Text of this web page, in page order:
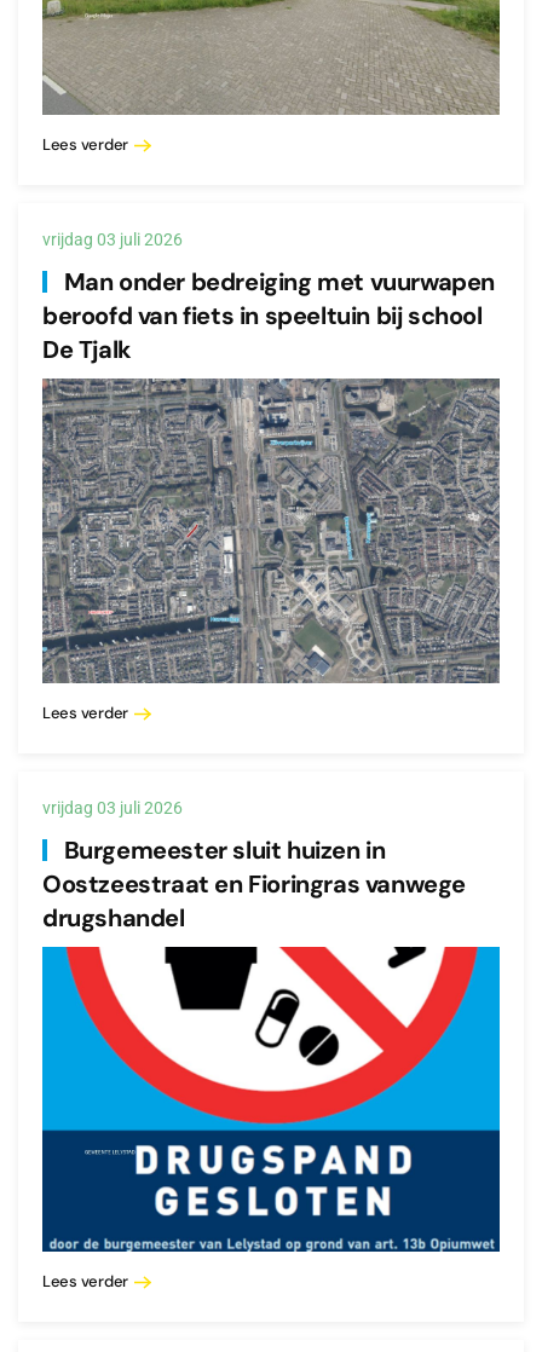
Lees verder
vrijdag 03 juli 2026
Man onder bedreiging met vuurwapen
beroofd van fiets in speeltuin bij school
De Tjalk
Lees verder
vrijdag 03 juli 2026
Burgemeester sluit huizen in
Oostzeestraat en Fioringras vanwege
drugshandel
Lees verder